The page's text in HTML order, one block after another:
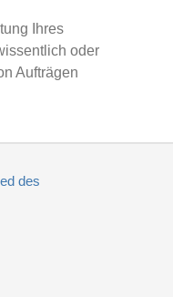
Ihres
oder
Aufträgen
des